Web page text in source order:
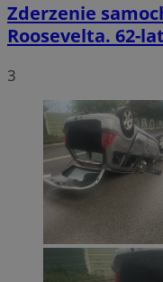
Zderzenie
Roosevelta. 62-
3